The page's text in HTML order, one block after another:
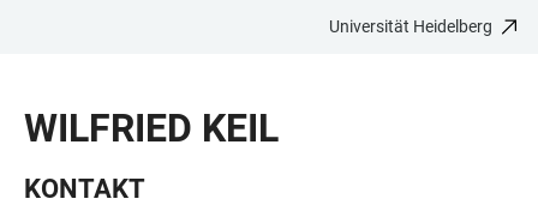
BARRIEREFREIHEIT
Universität Heidelberg
WILFRIED KEIL
KONTAKT